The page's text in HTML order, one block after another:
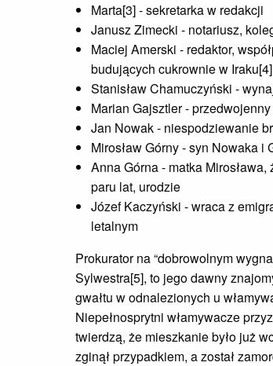
Marta[3] - sekretarka w redakcji
Janusz Zimecki - notariusz,
Maciej Amerski - redaktor,
budujących cukrownie w Iraku[4]
Stanisław Chamuczyński -
Marian Gajsztler -
Jan Nowak - niespodziewanie
Mirosław Górny - syn Nowaka
Anna Górna - matka
paru lat, urodzie
Józef Kaczyński - wraca z
letalnym
Prokurator na “dobrowolnym
Sylwestra[5], to jego dawny
gwałtu w odnalezionych u
Niepełnosprytni włamywacze
twierdzą, że mieszkanie było już
zginął przypadkiem, a został